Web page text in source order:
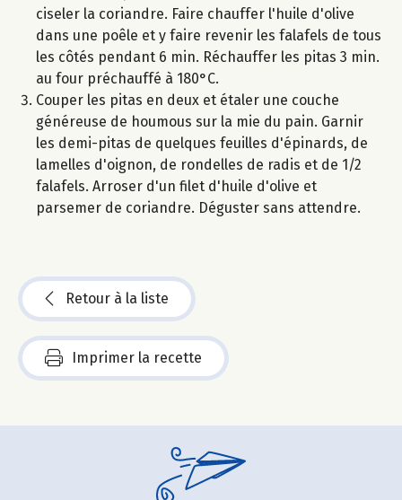
ciseler la coriandre. Faire chauffer l'huile d'olive
dans une poêle et y faire revenir les falafels de tous
les côtés pendant 6 min. Réchauffer les pitas 3 min.
au four préchauffé à 180°C.
Couper les pitas en deux et étaler une couche
généreuse de houmous sur la mie du pain. Garnir
les demi-pitas de quelques feuilles d'épinards, de
lamelles d'oignon, de rondelles de radis et de 1/2
falafels. Arroser d'un filet d'huile d'olive et
parsemer de coriandre. Déguster sans attendre.
Retour à la liste
Imprimer la recette